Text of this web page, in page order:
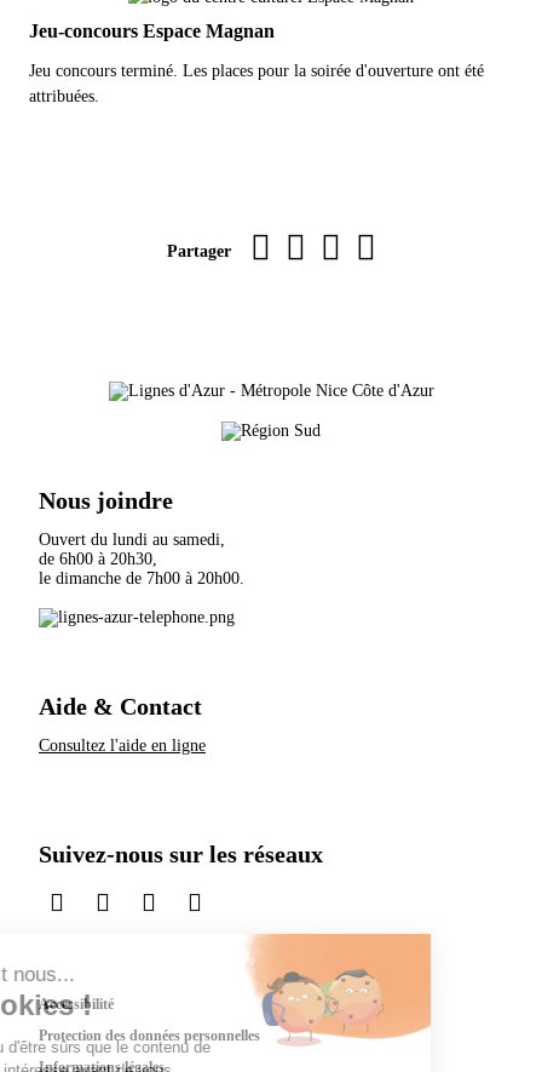
Jeu-concours Espace Magnan
Jeu concours terminé. Les places pour la soirée d'ouverture ont été
attribuées.
Partager Imprimer la page
sur Facebook
par WhatsApp
Nous joindre
Ouvert du lundi au samedi,
de 6h00 à 20h30,
le dimanche de 7h00 à 20h00.
Aide & Contact
Consultez l'aide en ligne
Suivez-nous sur les réseaux
sur LinkedInsur Instagram
sur TikTok
sur X
Accessibilité
Protection des données personnelles
Informations légales